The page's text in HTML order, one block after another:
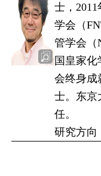
士，
学会（
管学会（
国皇家化
会终身成
士。东京
任。
研究方向